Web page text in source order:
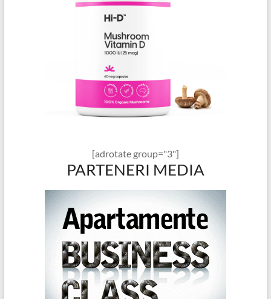
[adrotate group="3"]
PARTENERI MEDIA